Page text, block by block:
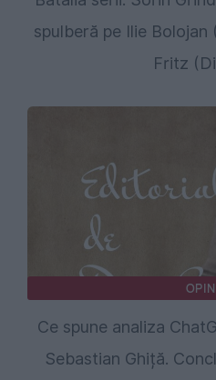
spulberă pe Ilie Bolojan
Fritz
Ce spune analiza
Sebastian Ghiță.